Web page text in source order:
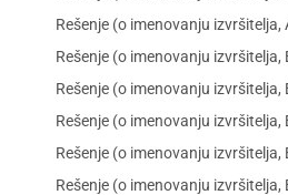
Rešenje (o imenovanju izvršitelja,
Rešenje (o imenovanju izvršitelja,
Rešenje (o imenovanju izvršitelja,
Rešenje (o imenovanju izvršitelja,
Rešenje (o imenovanju izvršitelja,
Rešenje (o imenovanju